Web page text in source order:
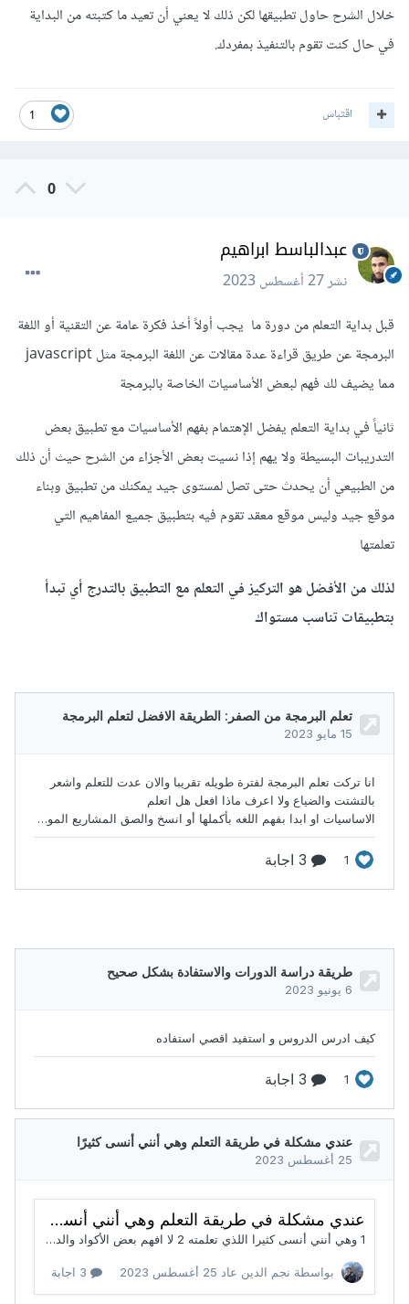
خلال الشرح حاول تطبيقها لكن ذلك لا يعني أن تعيد ما كتبته من البداية
في حال كنت تقوم بالتنفيذ بمفردك.
1 اقتباس
0
عبدالباسط ابراهيم
نشر27 أغسطس 2023
قبل بداية التعلم من دورة ما يجب أولاً أخذ فكرة عامة عن التقنية أو اللغة
البرمجة عن طريق قراءة عدة مقالات عن اللغة البرمجة مثل javascript
مما يضيف لك فهم لبعض الأساسيات الخاصة بالبرمجة
ثانياً في بداية التعلم يفضل الإهتمام بفهم الأساسيات مع تطبيق بعض
التدريبات البسيطة ولا يهم إذا نسيت بعض الأجزاء من الشرح حيث أن ذلك
من الطبيعي أن يحدث حتى تصل لمستوى جيد يمكنك من تطبيق وبناء
موقع جيد وليس موقع معقد تقوم فيه بتطبيق جميع المفاهيم التي
تعلمتها
لذلك من الأفضل هو التركيز في التعلم مع التطبيق بالتدرج أي تبدأ
بتطبيقات تناسب مستواك